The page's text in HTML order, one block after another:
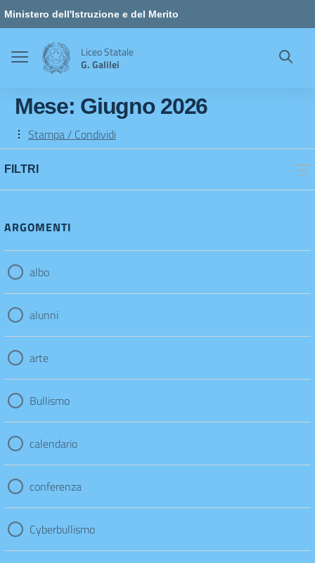
Vai ai contenuti
Vai al menu di navigazione
Vai al footer
Ministero dell'Istruzione e del Merito
Liceo Statale
G. Galilei
Mese: Giugno 2026
Stampa / Condividi
FILTRI
ARGOMENTI
albo
alunni
arte
Bullismo
calendario
conferenza
Cyberbullismo